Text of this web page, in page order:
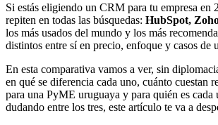
Si estás eligiendo un CRM para tu empresa en
repiten en todas las búsquedas: HubSpot,
los más usados del mundo y los más
distintos entre sí en precio, enfoque y casos de
En esta comparativa vamos a ver, sin
en qué se diferencia cada uno, cuánto cuestan
para una PyME uruguaya y para quién es cada
dudando entre los tres, este artículo te va a